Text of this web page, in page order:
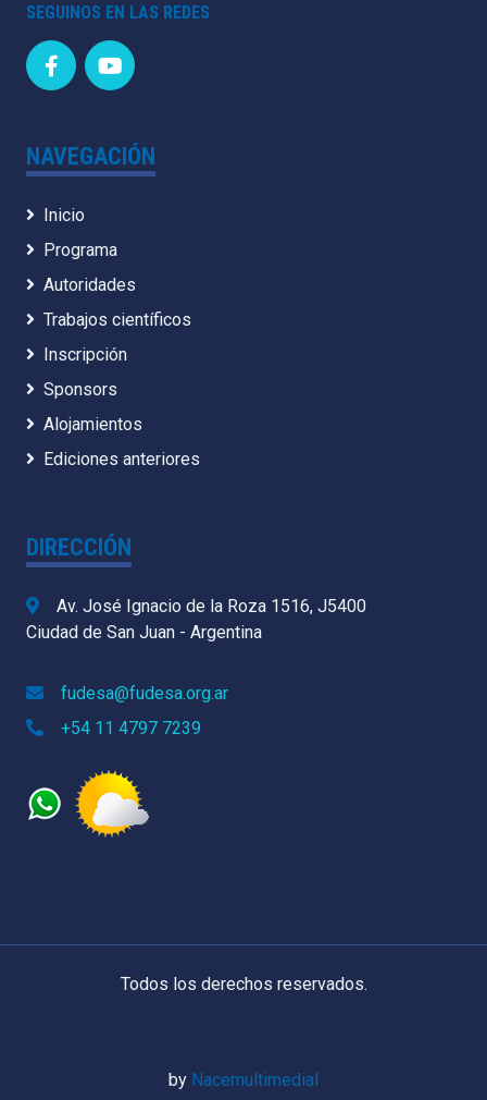
SEGUINOS EN LAS REDES
NAVEGACIÓN
Inicio
Programa
Autoridades
Trabajos científicos
Inscripción
Sponsors
Alojamientos
Ediciones anteriores
DIRECCIÓN
Av. José Ignacio de la Roza 1516, J5400
Ciudad de San Juan - Argentina
fudesa@fudesa.org.ar
+54 11 4797 7239
Todos los derechos reservados.
by Nacemultimedial